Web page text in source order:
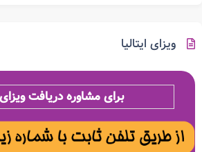
ویزای ایتالیا
برای مشاوره دریافتویزای